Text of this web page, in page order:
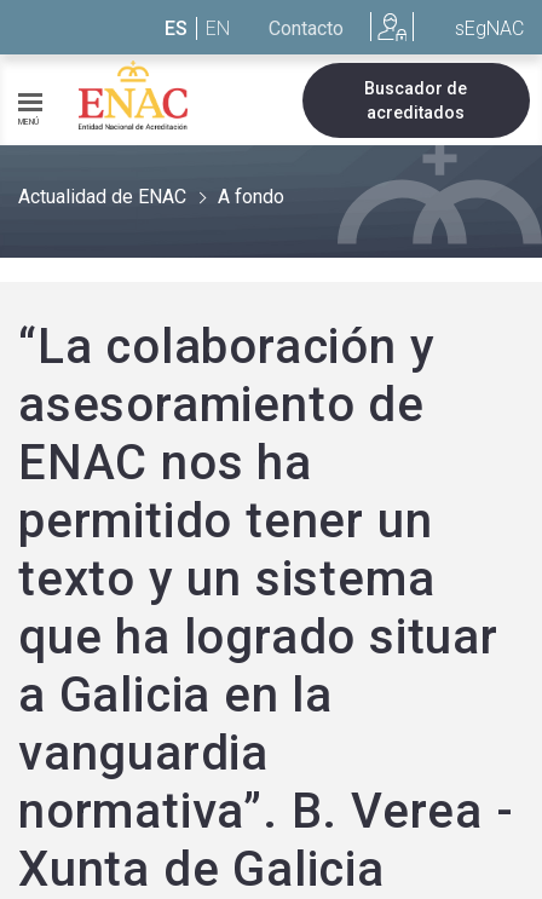
ES EN Contacto sEgNAC
MENÚ
Buscador de
acreditados
Actualidad de ENAC A fondo
“La colaboración y
asesoramiento de
ENAC nos ha
permitido tener un
texto y un sistema
que ha logrado situar
a Galicia en la
vanguardia
normativa”. B. Verea -
Xunta de Galicia